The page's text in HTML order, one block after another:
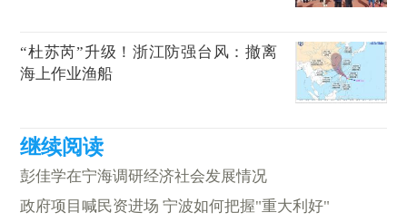
“杜苏芮”升级！浙江防强台风：撤离
海上作业渔船
彭佳学在宁海调研经济社会发展情况
政府项目喊民资进场 宁波如何把握"重大利好"